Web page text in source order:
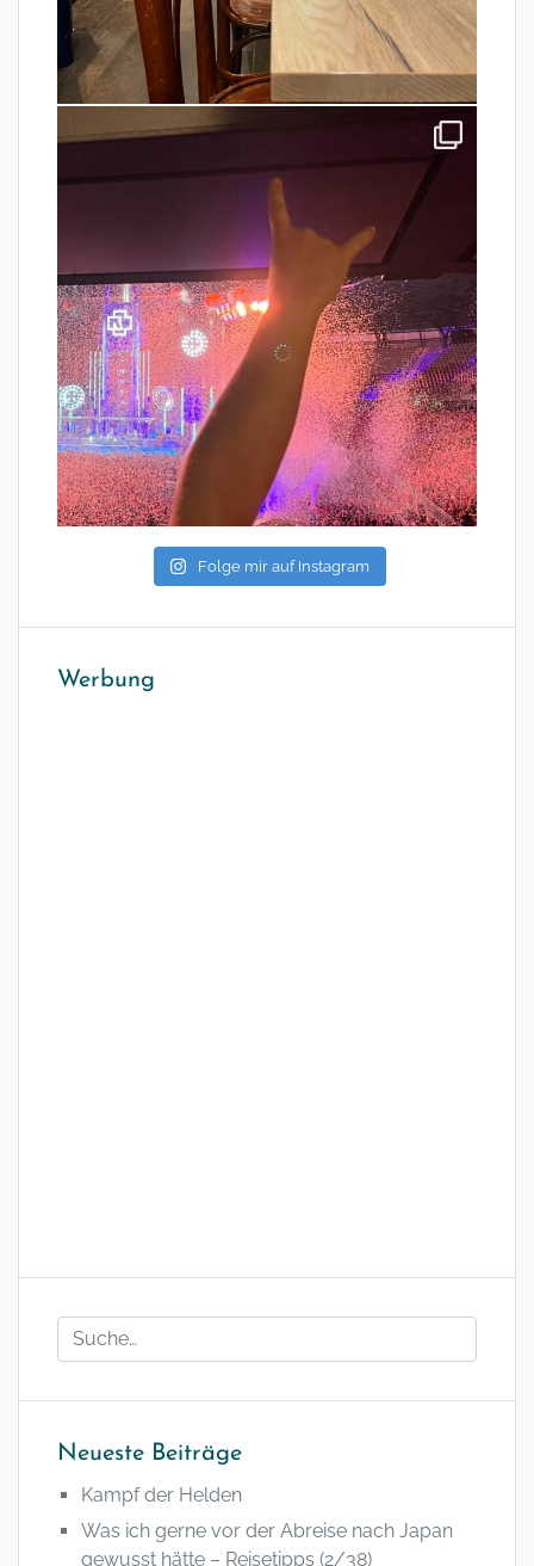
Folge mir auf Instagram
Werbung
Neueste Beiträge
Kampf der Helden
Was ich gerne vor der Abreise nach Japan
gewusst hätte – Reisetipps (2/38)